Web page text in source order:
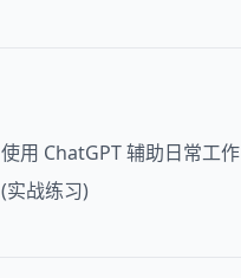
使用 ChatGPT 辅助日常工作
(实战练习)